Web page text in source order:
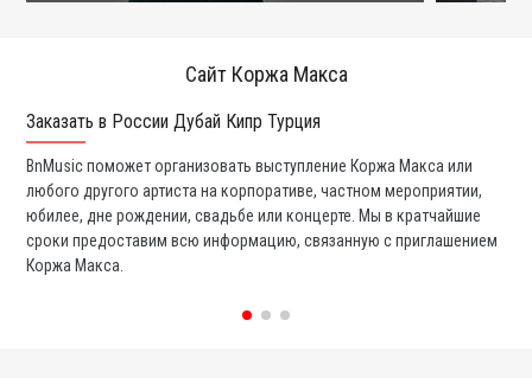
Сайт Коржа Макса
Заказать в России Дубай Кипр Турция
BnMusic поможет организовать выступление Коржа Макса или
любого другого артиста на корпоративе, частном мероприятии,
юбилее, дне рождении, свадьбе или концерте. Мы в кратчайшие
сроки предоставим всю информацию, связанную с приглашением
Коржа Макса.